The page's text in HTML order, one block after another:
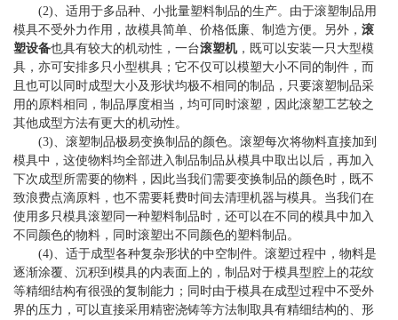
(2)、适用于多品种、小批量塑料制品的生产。由于滚塑制品 用
模具不受外力作用，故模具简单、价格低廉、制造方便。另外， 滚
塑设备也具有较大的机动性，一台滚塑机，既可以安装一只大型模
具，亦可安排多只小型棋具；它不仅可以模塑大小不同的制件，而
且也可以同时成型大小及形状均极不相同的制品，只要滚塑制品采
用的原料相同，制品厚度相当，均可同时滚塑，因此滚塑工艺较之
其他成型方法有更大的机动性。
(3)、 滚塑制品极易变换制品的颜色。滚塑每次将物料直接加到
模具中，这使物料均全部进入制品制品从模具中取出以后，再加入
下次成型所需要的物料，因此当我们需要变换制品的颜色时，既不
致浪费点滴原料，也不需要耗费时间去清理机器与模具。当我们在
使用多只模具滚塑同一种塑料制品时，还可以在不同的模具中加入
不同颜色的物料，同时滚塑出不同颜色的塑料制品。
(4)、适于成型各种复杂形状的中空制件。滚塑过程中，物料是
逐渐涂覆、沉积到模具的内表面上的，制品对于模具型腔上的花纹
等精细结构有很强的复制能力；同时由于模具在成型过程中不受外
界的压力，可以直接采用精密浇铸等方法制取具有精细结构的、形